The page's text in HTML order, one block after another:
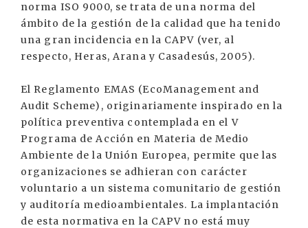
norma ISO 9000, se trata de una norma del
ámbito de la gestión de la calidad que ha tenido
una gran incidencia en la CAPV (ver, al
respecto, Heras, Arana y Casadesús, 2005).
El Reglamento EMAS (EcoManagement and
Audit Scheme), originariamente inspirado en la
política preventiva contemplada en el V
Programa de Acción en Materia de Medio
Ambiente de la Unión Europea, permite que las
organizaciones se adhieran con carácter
voluntario a un sistema comunitario de gestión
y auditoría medioambientales. La implantación
de esta normativa en la CAPV no está muy